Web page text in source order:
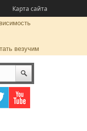
Карта сайта
везучим